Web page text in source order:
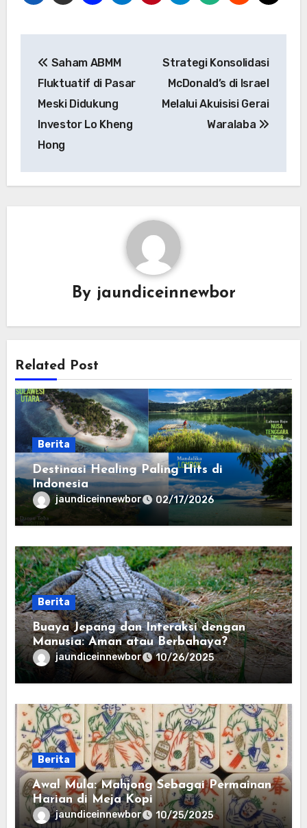
pos
Saham ABMM
Fluktuatif di Pasar
Meski Didukung
Investor Lo Kheng
Hong
Strategi Konsolidasi
McDonald’s di Israel
Melalui Akuisisi Gerai
Waralaba
By jaundiceinnewbor
Related Post
Berita
Destinasi Healing Paling Hits di
Indonesia
jaundiceinnewbor 02/17/2026
Berita
Buaya Jepang dan Interaksi dengan
Manusia: Aman atau Berbahaya?
jaundiceinnewbor 10/26/2025
Berita
Awal Mula: Mahjong Sebagai Permainan
Harian di Meja Kopi
jaundiceinnewbor 10/25/2025